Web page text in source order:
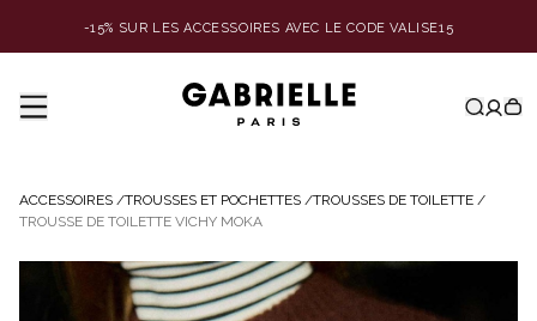
-15% SUR LES ACCESSOIRES AVEC LE CODE VALISE15
ACCESSOIRES /TROUSSES ET POCHETTES /TROUSSES DE TOILETTE /
TROUSSE DE TOILETTE VICHY MOKA